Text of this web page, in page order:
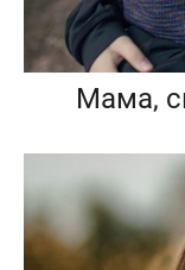
Мама,